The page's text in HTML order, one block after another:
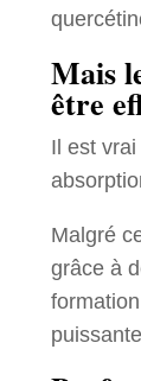
Mais
être
Il est
Malgré
grâce à